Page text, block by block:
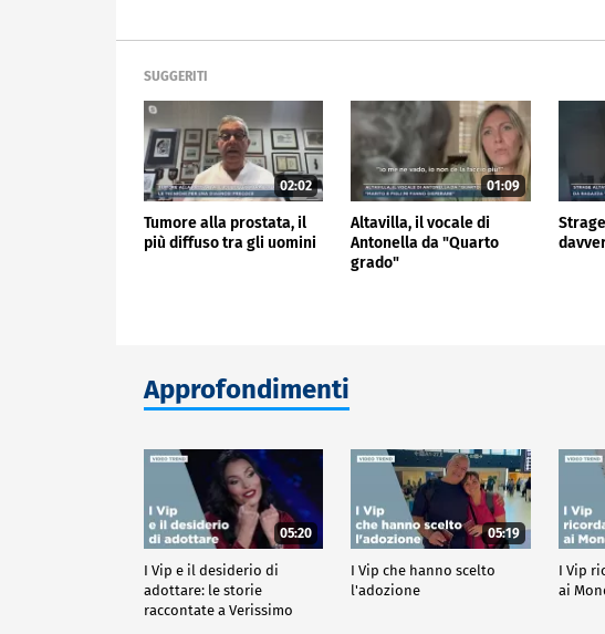
SUGGERITI
02:02
Tumore alla prostata, il
più diffuso tra gli uomini
01:09
Altavilla, il vocale di
Antonella da "Quarto
grado"
Approfondimenti
05:20
I Vip e il desiderio di
adottare: le storie
raccontate a Verissimo
05:19
I Vip che hanno scelto
l'adozione
I Vip
ai